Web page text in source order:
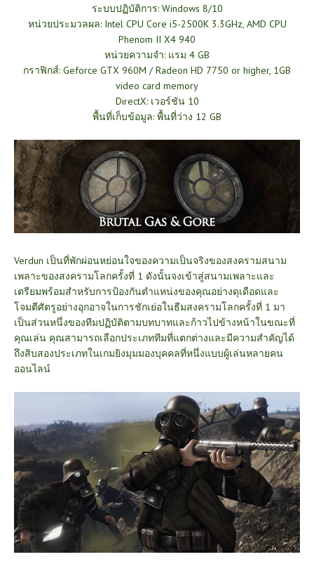
ระบบปฏิบัติการ: Windows 8/10
หน่วยประมวลผล: Intel CPU Core i5-2500K 3.3GHz, AMD CPU
Phenom II X4 940
หน่วยความจำ: แรม 4 GB
กราฟิกส์: Geforce GTX 960M / Radeon HD 7750 or higher, 1GB
video card memory
DirectX: เวอร์ชัน 10
พื้นที่เก็บข้อมูล: พื้นที่ว่าง 12 GB
Verdun เป็นที่พักผ่อนหย่อนใจของความเป็นจริงของสงครามสนาม
เพลาะของสงครามโลกครั้งที่ 1 ดังนั้นจงเข้าสู่สนามเพลาะและ
เตรียมพร้อมสำหรับการป้องกันตำแหน่งของคุณอย่างดุเดือดและ
โจมตีศัตรูอย่างอุกอาจในการชักเย่อในธีมสงครามโลกครั้งที่ 1 มา
เป็นส่วนหนึ่งของทีมปฏิบัติตามบทบาทและก้าวไปข้างหน้าในขณะที่
คุณเล่น คุณสามารถเลือกประเภททีมที่แตกต่างและมีความสำคัญได้
ถึงสิบสองประเภทในเกมยิงมุมมองบุคคลที่หนึ่งแบบผู้เล่นหลายคน
ออนไลน์